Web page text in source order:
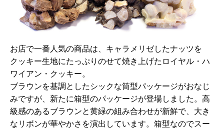
お店で一番人気の商品は、キャラメリゼしたナッツを
クッキー生地にたっぷりのせて焼き上げたロイヤル・ハ
ワイアン・クッキー。
ブラウンを基調としたシックな筒型パッケージがおなじ
みですが、新たに箱型のパッケージが登場しました。高
級感のあるブラウンと黄緑の組み合わせが新鮮で、大き
なリボンが華やかさを演出しています。箱型なのでスー